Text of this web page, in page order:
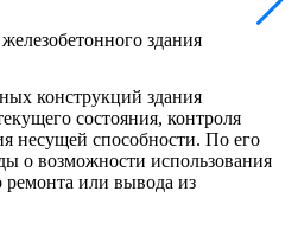
конструкций здания
состояния, контроля
несущей способности. По его
о возможности использования
ремонта или вывода из